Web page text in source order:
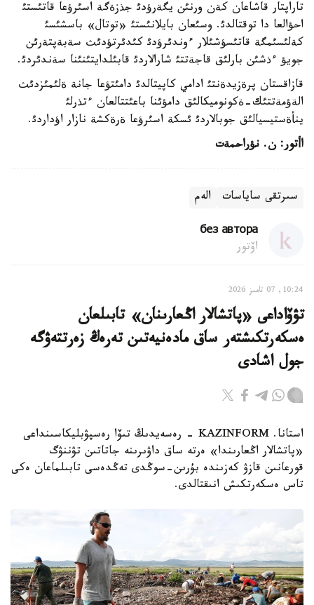
تاراپتار قاشاعان كةن ورنئن يگةرؤدئ جذزةگة اسئرؤعا قاتئستئ
احؤالعا دا توقتالدئ. وسئعان بايلانئستئ «توتال» باسشئسئ
كةلئسئمگة قاتئسؤشئلار ءوندئرؤدئ كئدئرتؤدئث سةبةپتةرئن
جويؤ ءذشئن بارلئق قاجةتتئ شارالاردئ قابئلدايتئنئنا سةندئردئ.
قازاقستان پرةزيدةنتئ ادامي كاپيتالدئ دامئتؤعا جانة ةلئمئزدئث
الةؤمةتتئك-ةكونوميكالئق دامؤئنا باعئتتالعان ءتذرلئ
ينأةستيسيالئق جوبالاردئ ئسكة اسئرؤعا ةرةكشة نازار اؤداردئ.
اأتور:ن. نؤراحمةت
سىرتقى ساياسات الەم
без автора
اۆتور
10:24, 07 تامىز 2026
تۋۆاداعى «پاتشالار اڭعارىنان» تابىلعان
ەسكەرتكىشتەر ساق مادەنيەتىن تەرەڭ زەرتتەۋگە
جول اشادى
استانا. KAZINFORM - رەسەيدىڭ تىۆا رەسپۋبليكاسىنداعى
«پاتشالار اڭعارىندا» ەرتە ساق داۋىرىنە جاتاتىن تۋننۋگ
قورعانىن قازۋ كەزىندە بۇرىن-سوڭدى تەڭدەسى تابىلماعان ەكى
تاس ەسكەرتكىش انىقتالدى.